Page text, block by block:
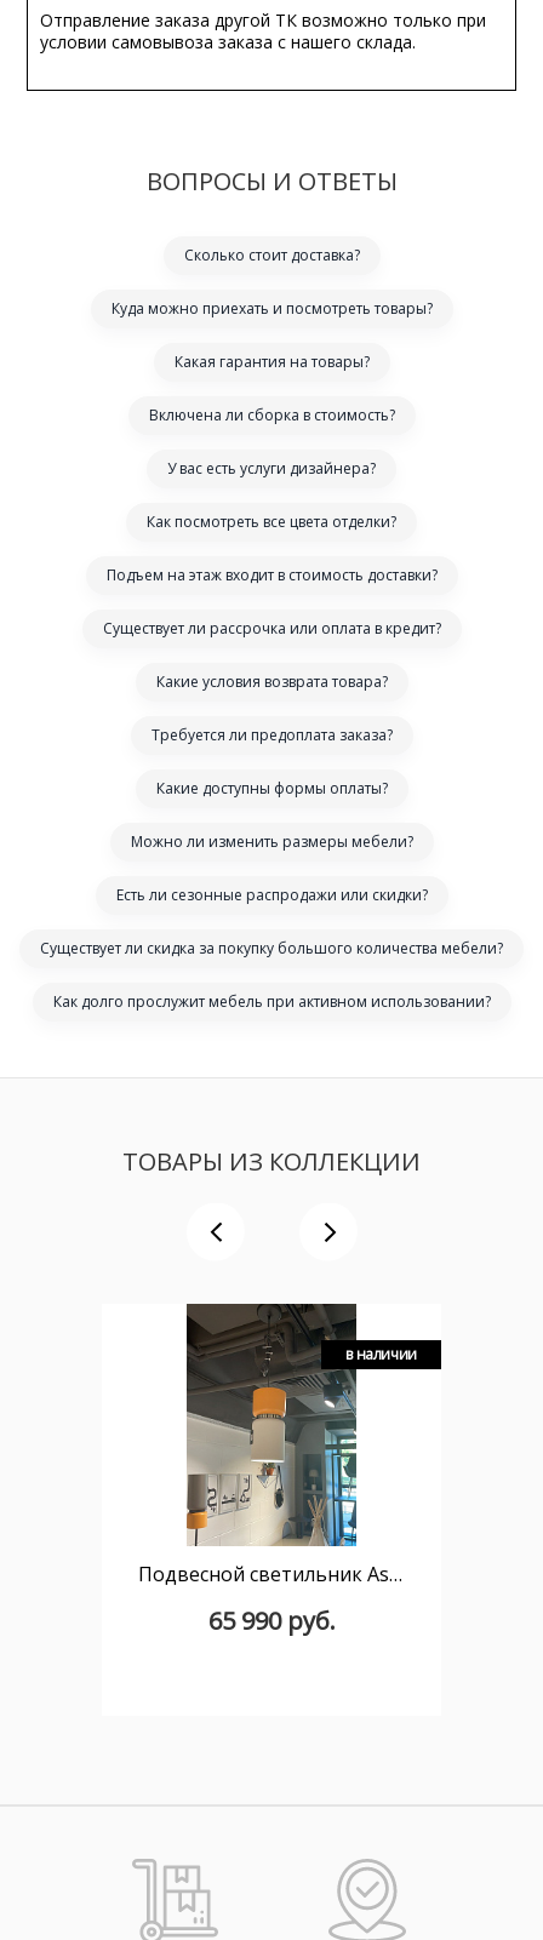
Отправление заказа другой ТК возможно только при
условии самовывоза заказа с нашего склада.
ВОПРОСЫ И ОТВЕТЫ
Сколько стоит доставка?
Куда можно приехать и посмотреть товары?
Какая гарантия на товары?
Включена ли сборка в стоимость?
У вас есть услуги дизайнера?
Как посмотреть все цвета отделки?
Подъем на этаж входит в стоимость доставки?
Существует ли рассрочка или оплата в кредит?
Какие условия возврата товара?
Требуется ли предоплата заказа?
Какие доступны формы оплаты?
Можно ли изменить размеры мебели?
Есть ли сезонные распродажи или скидки?
Существует ли скидка за покупку большого количества мебели?
Как долго прослужит мебель при активном использовании?
ТОВАРЫ ИЗ КОЛЛЕКЦИИ
в наличии
Подвесной светильник Aspen S17A E27 оранжевый + светло-серый 17x34
65 990 руб.